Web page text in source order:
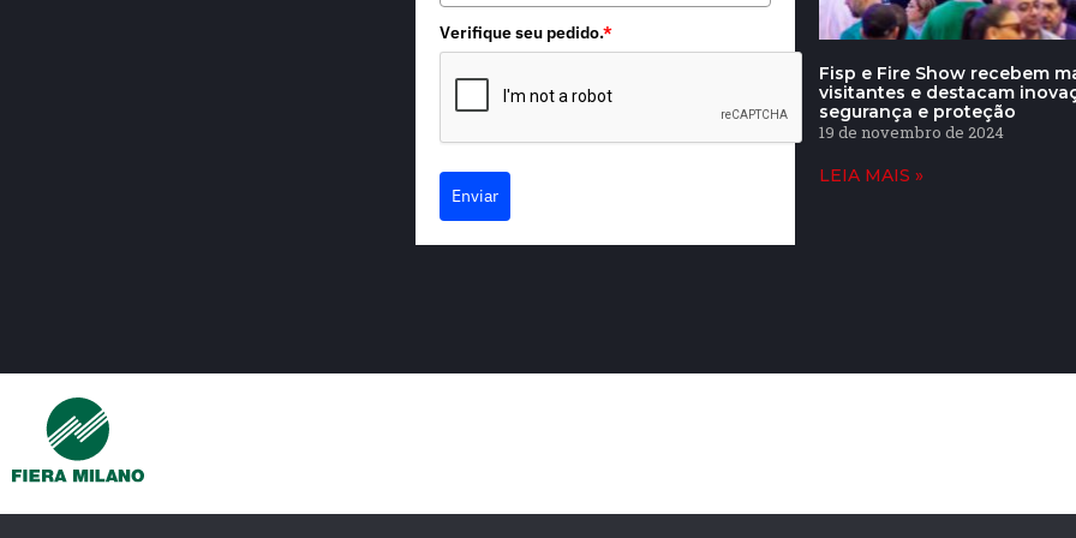
Verifique seu pedido.*
Enviar
Fisp e Fire Show recebem
visitantes e destacam
segurança e proteção
19 de novembro de 2024
LEIA MAIS »